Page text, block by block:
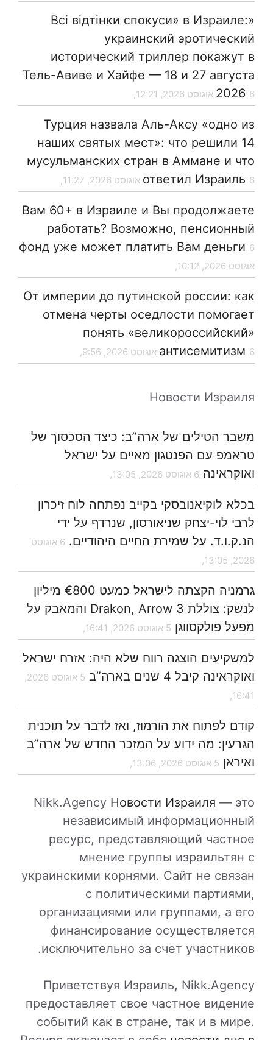
«Всі відтінки спокуси» в Израиле:
украинский эротический
исторический триллер покажут в
Тель-Авиве и Хайфе — 18 и 27 августа
2026 6 אוגוסט 2026, 12:21,
Турция назвала Аль-Аксу «одно из
наших святых мест»: что решили 14
мусульманских стран в Аммане и что
ответил Израиль 6 אוגוסט 2026, 11:27,
Вам 60+ в Израиле и Вы продолжаете
работать? Возможно, пенсионный
фонд уже может платить Вам деньги 6
אוגוסט 2026, 10:12,
От империи до путинской россии: как
отмена черты оседлости помогает
понять «великороссийский»
антисемитизм 6 אוגוסט 2026, 9:56,
Новости Израиля
משבר הטילים של ארה”ב: כיצד הסכסוך של
טראמפ עם הפנטגון מאיים על ישראל
ואוקראינה 6 אוגוסט 2026, 13:05,
בכלא לוקיאנובסקי בקייב נפתחה לוח זיכרון
לרבי לוי-יצחק שניאורסון, שנרדף על ידי
הנ.ק.ו.ד. על שמירת החיים היהודיים.
6 אוגוסט
2026, 13:05,
גרמניה הקצתה לישראל כמעט €800 מיליון
לנשק: צוללת Drakon, Arrow 3 והמאבק על
מפעל פולקסווגן 5 אוגוסט 2026, 16:41,
למשקיעים הוצגה רווח שלא היה: אזרח ישראל
ואוקראינה קיבל 4 שנים בארה”ב
5 אוגוסט 2026,
16:41,
קודם לפתוח את הורמוז, ואז לדבר על תוכנית
הגרעין: מה ידוע על המזכר החדש של ארה”ב
ואיראן 5 אוגוסט 2026, 13:06,
Nikk.Agency Новости Израиля — это
независимый информационный
ресурс, представляющий частное
мнение группы израильтян с
украинскими корнями. Сайт не связан
с политическими партиями,
организациями или группами, а его
финансирование осуществляется
исключительно за счет участников.
Приветствуя Израиль, Nikk.Agency
предоставляет свое частное видение
событий как в стране, так и в мире.